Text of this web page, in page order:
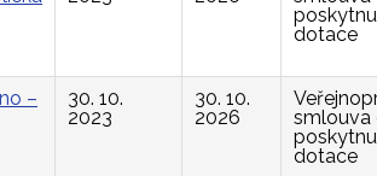
dotace
–
30. 10.
2023
30. 10.
2026
smlouva
dotace